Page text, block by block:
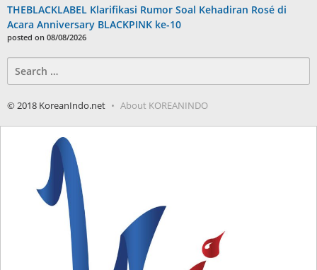
THEBLACKLABEL Klarifikasi Rumor Soal Kehadiran Rosé di
Acara Anniversary BLACKPINK ke-10
posted on 08/08/2026
for:
© 2018 KoreanIndo.net About KOREANINDO